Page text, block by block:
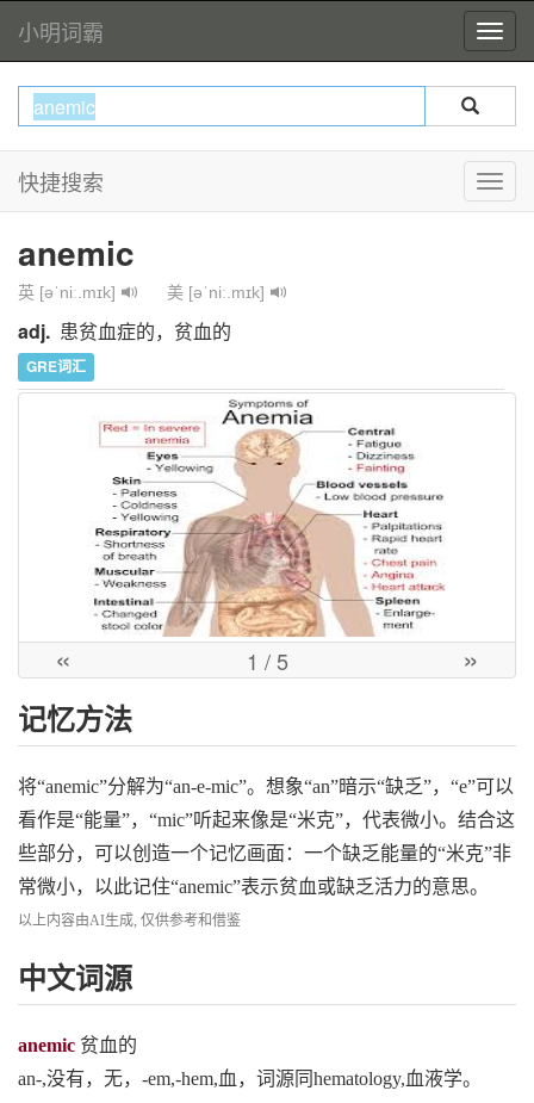
小明词霸
快捷搜索
anemic
英 [əˈniː.mɪk] 美 [əˈniː.mɪk]
adj. 患贫血症的，贫血的
GRE词汇
« 1 / 5 »
记忆方法
将“anemic”分解为“an-e-mic”。想象“an”暗示“缺乏”，“e”可以
看作是“能量”，“mic”听起来像是“米克”，代表微小。结合这
些部分，可以创造一个记忆画面：一个缺乏能量的“米克”非
常微小，以此记住“anemic”表示贫血或缺乏活力的意思。
以上内容由AI生成, 仅供参考和借鉴
中文词源
anemic 贫血的
an-,没有，无，-em,-hem,血，词源同hematology,血液学。